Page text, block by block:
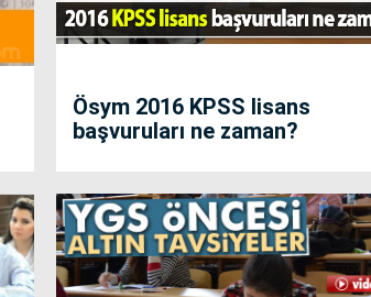
Ösym 2016 KPSS lisans
başvuruları ne zaman?